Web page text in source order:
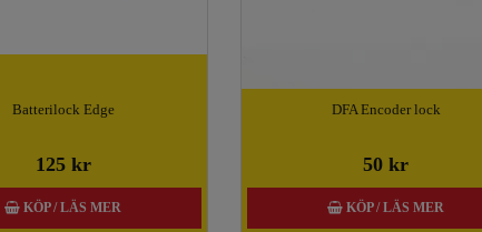
Batterilock Edge
125 kr
KÖP / LÄS MER
DFA Encoder lock
50 kr
KÖP / LÄS MER